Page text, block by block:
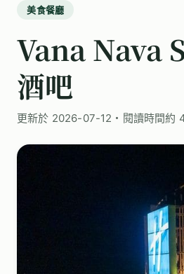
美食餐廳
Vana Nava
酒吧
更新於 2026-07-12・閱讀時間約